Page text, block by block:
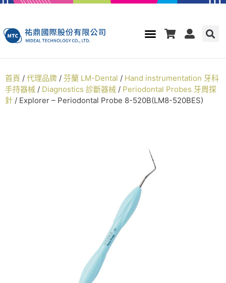
首頁 / 代理品牌 / 芬蘭 LM-Dental / Hand instrumentation 牙科
手持器械 / Diagnostics 診斷器械 / Periodontal Probes 牙周探
針 / Explorer – Periodontal Probe 8-520B(LM8-520BES)